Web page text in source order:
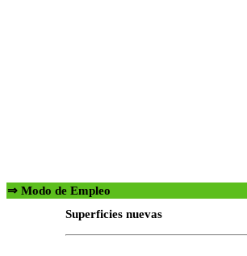
⇒ Modo de Empleo
Superficies nuevas